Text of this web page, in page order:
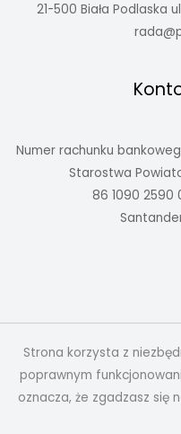
21-500 Biała Podlaska
Numer rachunku
Starostwa
86 1090 2590
Strona korzysta z
poprawnym
oznacza, że zgadzasz się